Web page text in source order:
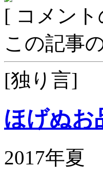
[ コメン
この記事
[独り言]
ほげぬお
2017年